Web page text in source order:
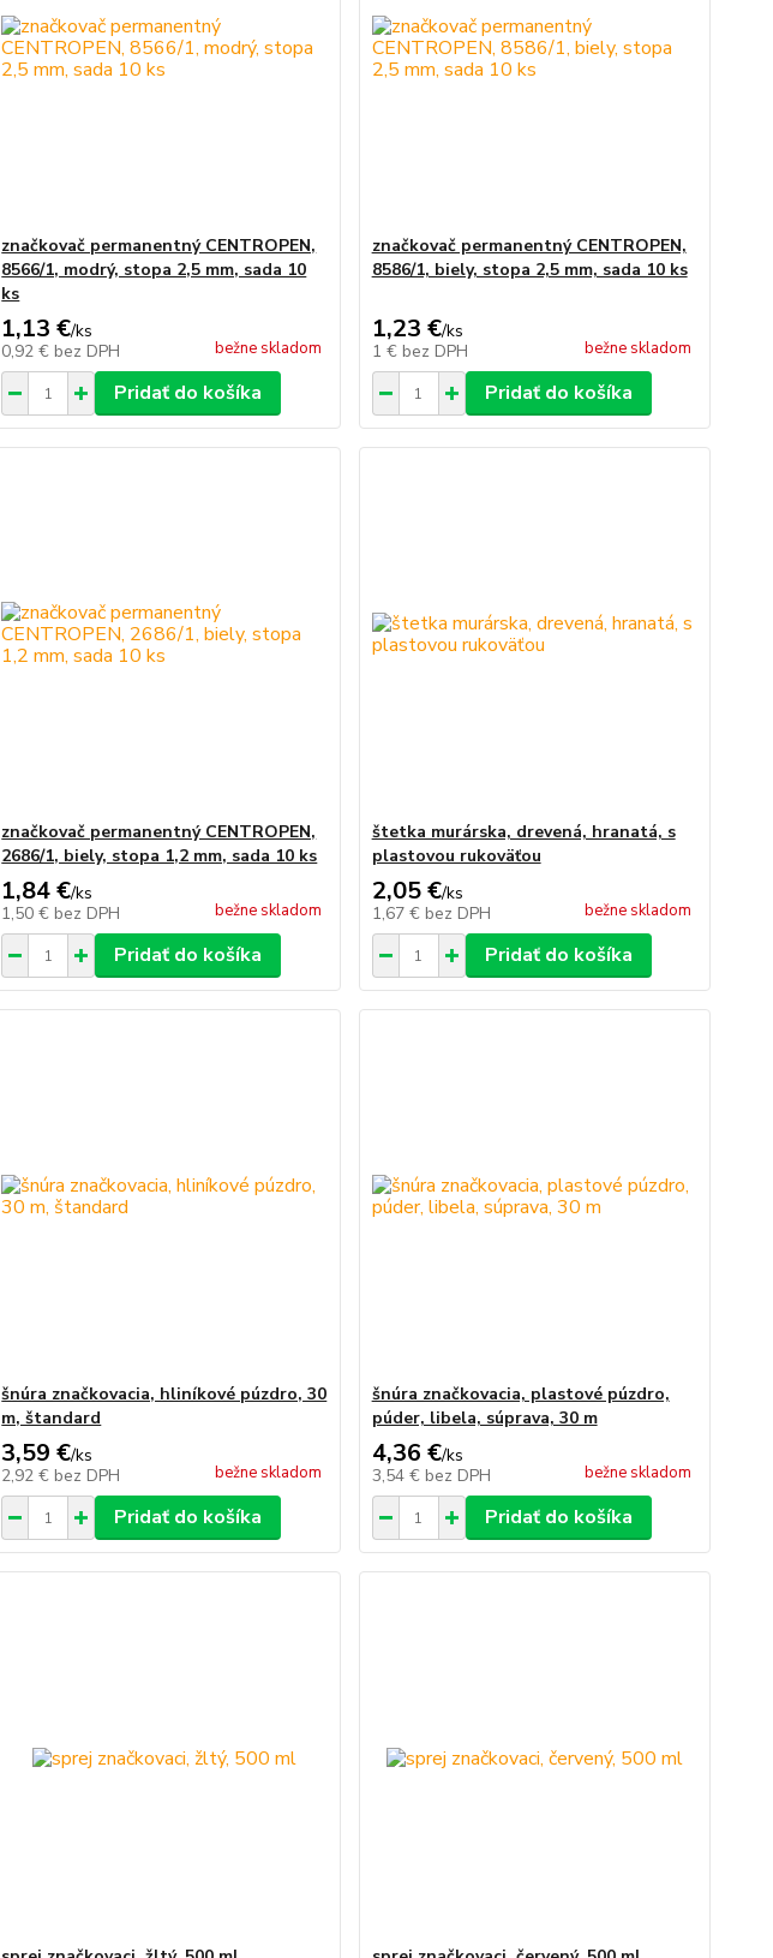
značkovač permanentný CENTROPEN,
8566/1, modrý, stopa 2,5 mm, sada 10
ks
1,13 €/ks
0,92 € bez DPH bežne skladom
Pridať do košíka
značkovač permanentný CENTROPEN,
8586/1, biely, stopa 2,5 mm, sada 10 ks
1,23 €/ks
1 € bez DPH bežne skladom
Pridať do košíka
značkovač permanentný CENTROPEN,
2686/1, biely, stopa 1,2 mm, sada 10 ks
1,84 €/ks
1,50 € bez DPH bežne skladom
Pridať do košíka
štetka murárska, drevená, hranatá, s
plastovou rukoväťou
2,05 €/ks
1,67 € bez DPH bežne skladom
Pridať do košíka
šnúra značkovacia, hliníkové púzdro, 30
m, štandard
3,59 €/ks
2,92 € bez DPH bežne skladom
Pridať do košíka
šnúra značkovacia, plastové púzdro,
púder, libela, súprava, 30 m
4,36 €/ks
3,54 € bez DPH bežne skladom
Pridať do košíka